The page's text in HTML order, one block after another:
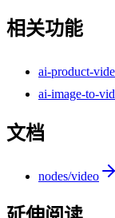
相关功能
ai-product-
ai-image-to-
文档
nodes/video